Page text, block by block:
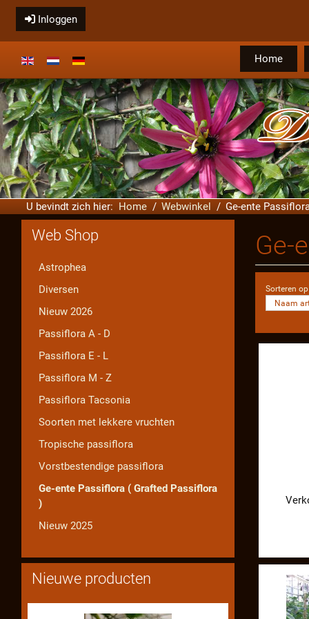
Inloggen
Selecteer de taal Home
U bevindt zich hier: Home Webwinkel Ge-ente
Ge-
Sorteren op
Naam
Web Shop
Astrophea
Diversen
Nieuw 2026
Passiflora A - D
Passiflora E - L
Passiflora M - Z
Passiflora Tacsonia
Soorten met lekkere vruchten
Tropische passiflora
Vorstbestendige passiflora
Ge-ente Passiflora ( Grafted Passiflora
)
Nieuw 2025
Nieuwe producten